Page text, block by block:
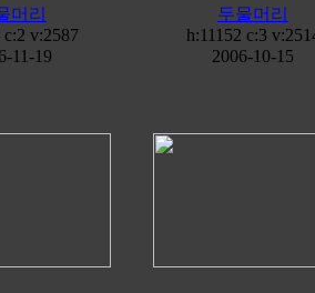
머리
c:2 v:2587
11-19
두물머리
h:11152 c:3
2006-10-15